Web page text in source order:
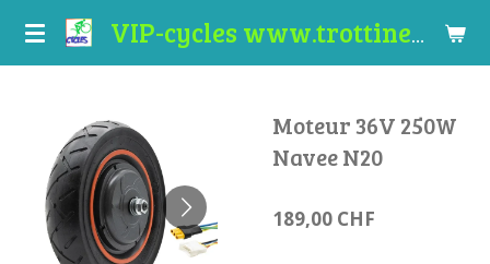
Passer
VIP-cycles www.trottinettes-valais.ch
Moteur 36V 250W
Navee N20
189,00 CHF